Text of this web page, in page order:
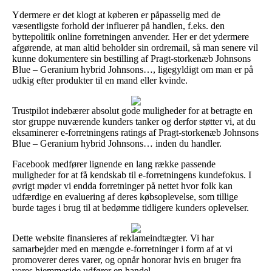
Ydermere er det klogt at køberen er påpasselig med de
væsentligste forhold der influerer på handlen, f.eks. den
byttepolitik online forretningen anvender. Her er det ydermere
afgørende, at man altid beholder sin ordremail, så man senere vil
kunne dokumentere sin bestilling af Pragt-storkenæb Johnsons
Blue – Geranium hybrid Johnsons…, ligegyldigt om man er på
udkig efter produkter til en mand eller kvinde.
Trustpilot indebærer absolut gode muligheder for at betragte en
stor gruppe nuværende kunders tanker og derfor støtter vi, at du
eksaminerer e-forretningens ratings af Pragt-storkenæb Johnsons
Blue – Geranium hybrid Johnsons… inden du handler.
Facebook medfører lignende en lang række passende
muligheder for at få kendskab til e-forretningens kundefokus. I
øvrigt møder vi endda forretninger på nettet hvor folk kan
udfærdige en evaluering af deres købsoplevelse, som tillige
burde tages i brug til at bedømme tidligere kunders oplevelser.
Dette website finansieres af reklameindtægter. Vi har
samarbejder med en mængde e-forretninger i form af at vi
promoverer deres varer, og opnår honorar hvis en bruger fra